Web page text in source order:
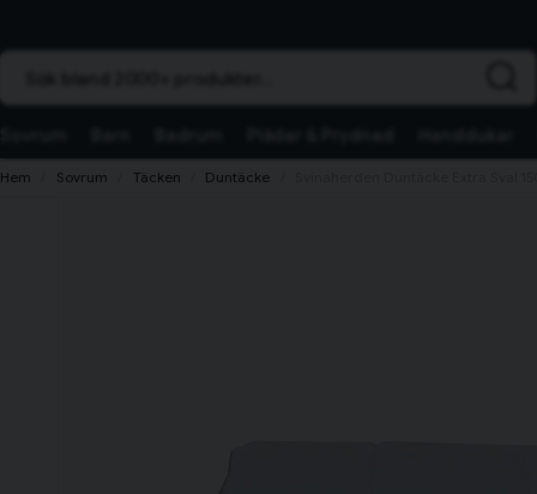
Hem Sovrum Täcken Duntäcke